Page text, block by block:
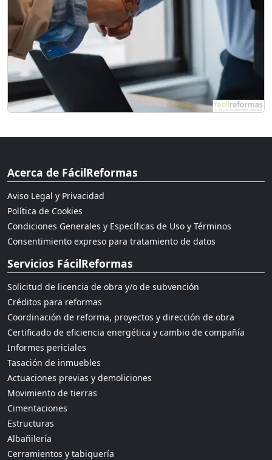
Acerca de FácilReformas
Aviso Legal y Privacidad
Política de Cookies
Condiciones Generales y Específicas de Uso y Términos
Consentimiento expreso para tratamiento de datos
Servicios FácilReformas
Solicitud de licencia de obra y/o de subvención
Créditos para reformas
Coordinación de reforma, proyectos y dirección de obra
Certificado de eficiencia energética y cambio de compañía
Informes periciales
Tasación de inmuebles
Actuaciones previas y demoliciones
Movimiento de tierras
Cimentaciones
Estructuras
Albañilería
Cerramientos y tabiquería